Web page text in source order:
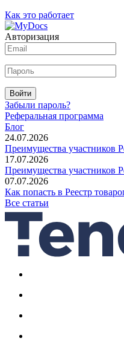
Как это работает
Авторизация
Войти
Забыли пароль?
Реферальная программа
Блог
24.07.2026
Преимущества участников
17.07.2026
Преимущества участников
07.07.2026
Как попасть в Реестр
Все статьи